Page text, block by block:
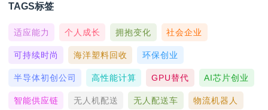
TAGS标签
适应能力 个人成长 拥抱变化 社会企业
可持续时尚 海洋塑料回收 环保创业
半导体初创公司 高性能计算 GPU替代 AI芯片创业
智能供应链 无人机配送 无人配送车 物流机器人